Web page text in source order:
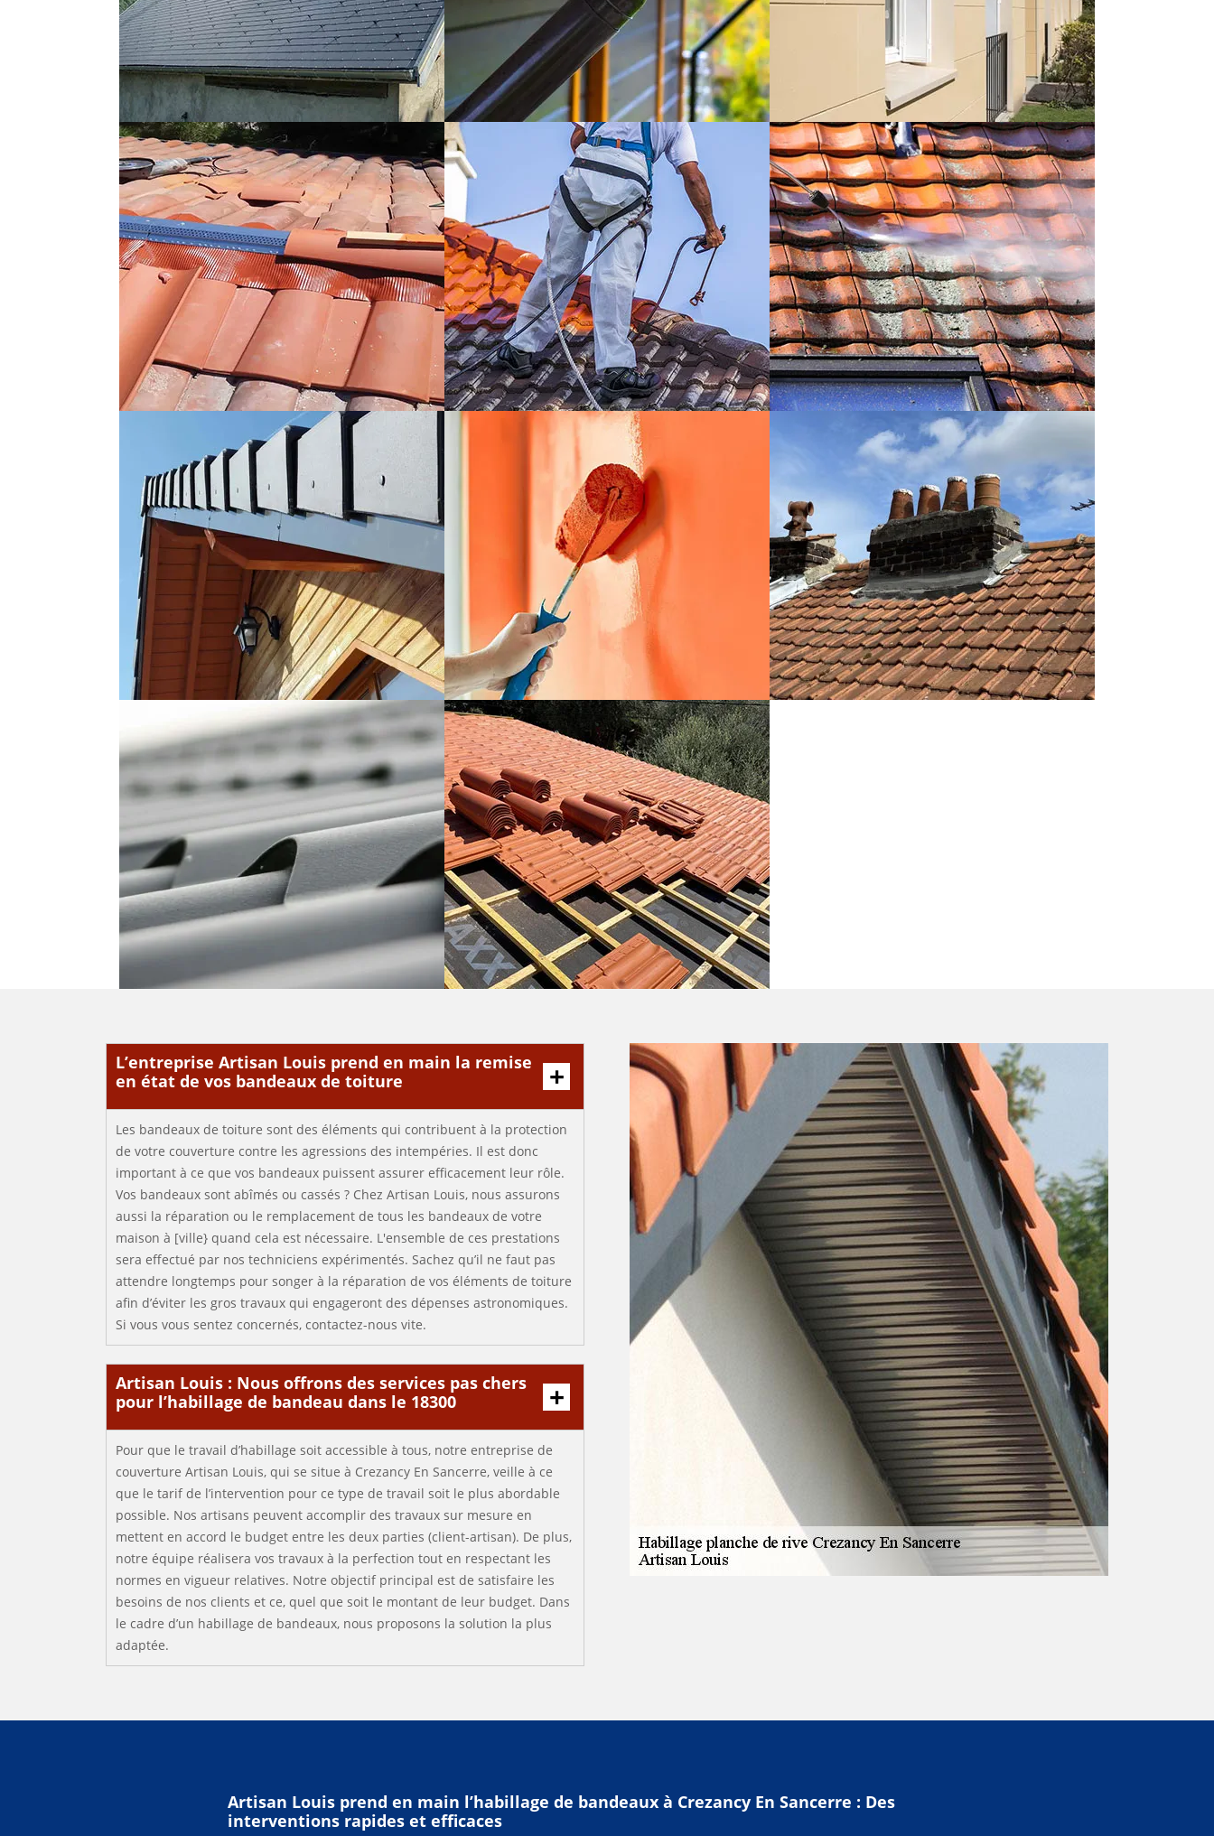
L’entreprise Artisan Louis prend en main la remise
en état de vos bandeaux de toiture
Les bandeaux de toiture sont des éléments qui contribuent à la protection
de votre couverture contre les agressions des intempéries. Il est donc
important à ce que vos bandeaux puissent assurer efficacement leur rôle.
Vos bandeaux sont abîmés ou cassés ? Chez Artisan Louis, nous assurons
aussi la réparation ou le remplacement de tous les bandeaux de votre
maison à [ville} quand cela est nécessaire. L'ensemble de ces prestations
sera effectué par nos techniciens expérimentés. Sachez qu’il ne faut pas
attendre longtemps pour songer à la réparation de vos éléments de toiture
afin d’éviter les gros travaux qui engageront des dépenses astronomiques.
Si vous vous sentez concernés, contactez-nous vite.
Artisan Louis : Nous offrons des services pas chers
pour l’habillage de bandeau dans le 18300
Pour que le travail d’habillage soit accessible à tous, notre entreprise de
couverture Artisan Louis, qui se situe à Crezancy En Sancerre, veille à ce
que le tarif de l’intervention pour ce type de travail soit le plus abordable
possible. Nos artisans peuvent accomplir des travaux sur mesure en
mettent en accord le budget entre les deux parties (client-artisan). De plus,
notre équipe réalisera vos travaux à la perfection tout en respectant les
normes en vigueur relatives. Notre objectif principal est de satisfaire les
besoins de nos clients et ce, quel que soit le montant de leur budget. Dans
le cadre d’un habillage de bandeaux, nous proposons la solution la plus
adaptée.
Artisan Louis prend en main l’habillage de bandeaux à Crezancy En Sancerre : Des
interventions rapides et efficaces